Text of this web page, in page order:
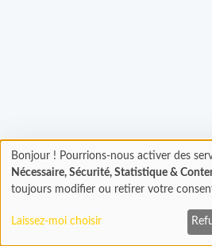
Chargement
En cours...
Bonjour ! Pourrions-nous activer des
Nécessaire, Sécurité, Statistique &
toujours modifier ou retirer votre
Laissez-moi choisir